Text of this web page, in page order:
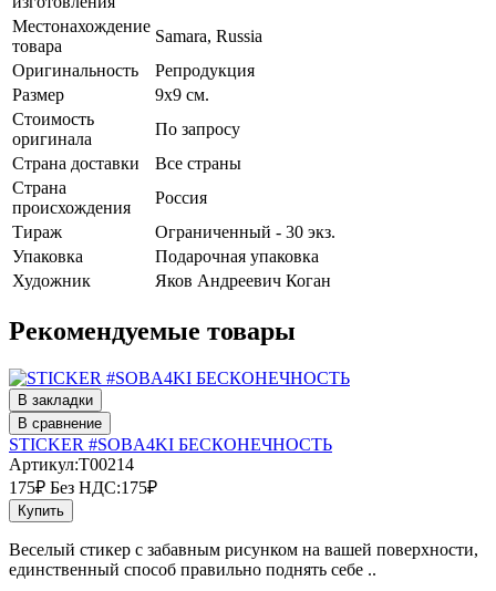
Местонахождение
товара
Samara, Russia
Оригинальность
Репродукция
Размер
9х9 см.
Стоимость
оригинала
По запросу
Страна доставки
Все страны
Страна
происхождения
Россия
Тираж
Ограниченный - 30 экз.
Упаковка
Подарочная упаковка
Художник
Яков Андреевич Коган
Рекомендуемые товары
В закладки
В сравнение
STICKER #SOBA4KI БЕСКОНЕЧНОСТЬ
Артикул:T00214
175₽ Без НДС:175₽
Купить
Веселый стикер с забавным рисунком на вашей поверхности,
единственный способ правильно поднять себе ..